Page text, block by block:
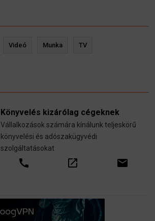
Videó Munka TV
Könyvelés kizárólag cégeknek
Vállalkozások számára kínálunk teljeskörű
könyvelési és adószakügyvédi
szolgáltatásokat
call open_in_new email